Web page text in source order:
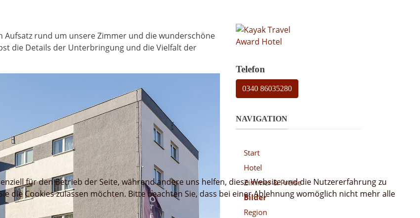
Aufsatz rund um unsere Zimmer und die wunderschöne
die Details der Unterbringung und die Vielfalt der
Telefon
0340 86035280
NAVIGATION
Start
Hotel
Zimmer & Preise
Bilder
Region
für den Betrieb der Seite, während andere uns helfen, diese Website und die Nutzererfahrung zu
die Cookies zulassen möchten. Bitte beachten Sie, dass bei einer Ablehnung womöglich nicht mehr alle